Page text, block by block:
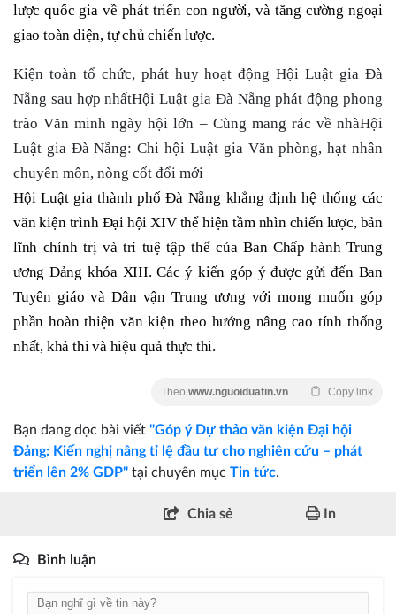
lược quốc gia về phát triển con người, và tăng cường ngoại
giao toàn diện, tự chủ chiến lược.
Kiện toàn tổ chức, phát huy hoạt động Hội Luật gia Đà
Nẵng sau hợp nhấtHội Luật gia Đà Nẵng phát động phong
trào Văn minh ngày hội lớn – Cùng mang rác về nhàHội
Luật gia Đà Nẵng: Chi hội Luật gia Văn phòng, hạt nhân
chuyên môn, nòng cốt đổi mới
Hội Luật gia thành phố Đà Nẵng khẳng định hệ thống các
văn kiện trình Đại hội XIV thể hiện tầm nhìn chiến lược, bản
lĩnh chính trị và trí tuệ tập thể của Ban Chấp hành Trung
ương Đảng khóa XIII. Các ý kiến góp ý được gửi đến Ban
Tuyên giáo và Dân vận Trung ương với mong muốn góp
phần hoàn thiện văn kiện theo hướng nâng cao tính thống
nhất, khả thi và hiệu quả thực thi.
Theo www.nguoiduatin.vn Copy link
Bạn đang đọc bài viết "Góp ý Dự thảo văn kiện Đại hội
Đảng: Kiến nghị nâng tỉ lệ đầu tư cho nghiên cứu – phát
triển lên 2% GDP" tại chuyên mục Tin tức.
Chia sẻ In
Bình luận